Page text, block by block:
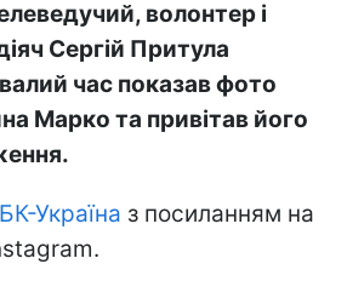
волонтер і
Сергій Притула
час показав фото
Марко та привітав його
Україна з посиланням на